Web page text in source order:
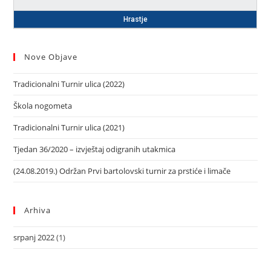
Hrastje
Nove Objave
Tradicionalni Turnir ulica (2022)
Škola nogometa
Tradicionalni Turnir ulica (2021)
Tjedan 36/2020 – izvještaj odigranih utakmica
(24.08.2019.) Održan Prvi bartolovski turnir za prstiće i limače
Arhiva
srpanj 2022(1)